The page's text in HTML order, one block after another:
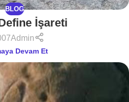
BLOG
İşareti
Devam Et